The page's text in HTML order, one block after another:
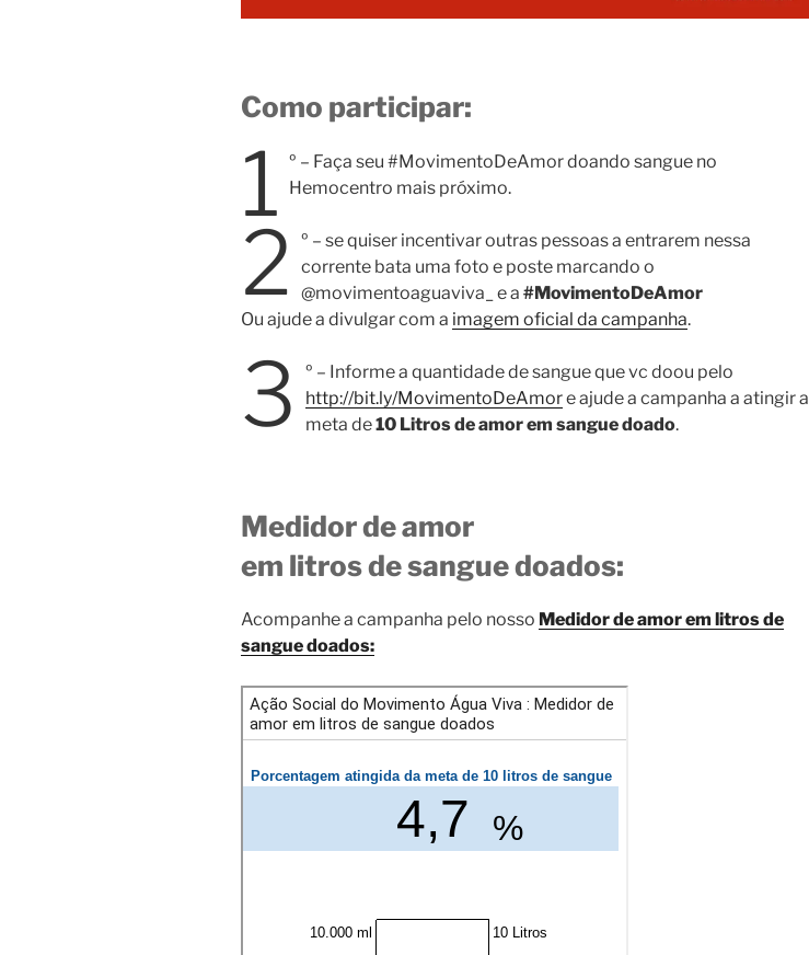
Como participar:
1 º – Faça seu #MovimentoDeAmor doando sangue no
Hemocentro mais próximo.
2
º – se quiser incentivar outras pessoas a entrarem nessa
corrente bata uma foto e poste marcando o
@movimentoaguaviva_ e a #MovimentoDeAmor
Ou ajude a divulgar com a imagem oficial da campanha.
3
º – Informe a quantidade de sangue que vc doou pelo
http://bit.ly/MovimentoDeAmore ajude a campanha a atingir a
meta de10 Litros de amor em sangue doado.
Medidor de amor
em litros de sangue doados:
Acompanhe a campanha pelo nosso Medidor de amor em litros de
sangue doados: